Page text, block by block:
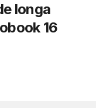
longa
16